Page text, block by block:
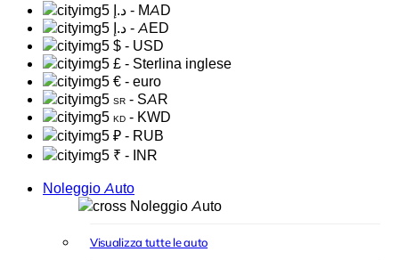
د.إ - MAD
د.إ - AED
$ - USD
£ - Sterlina inglese
€ - euro
SR - SAR
KD - KWD
₽ - RUB
₹ - INR
Noleggio Auto
Noleggio Auto
Visualizza tutte le auto